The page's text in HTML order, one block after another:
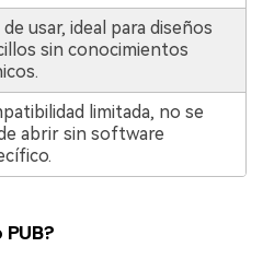
de usar, ideal para diseños
sin conocimientos
limitada, no se
abrir sin software